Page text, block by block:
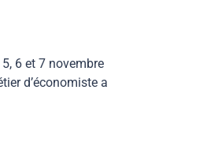
6 et 7 novembre
d’économiste a